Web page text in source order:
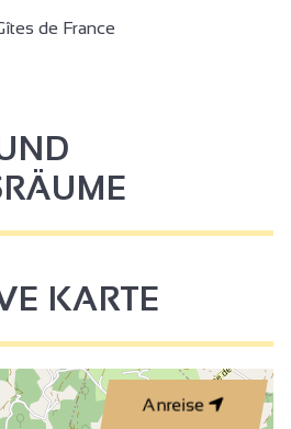
de France
KARTE
Anreise